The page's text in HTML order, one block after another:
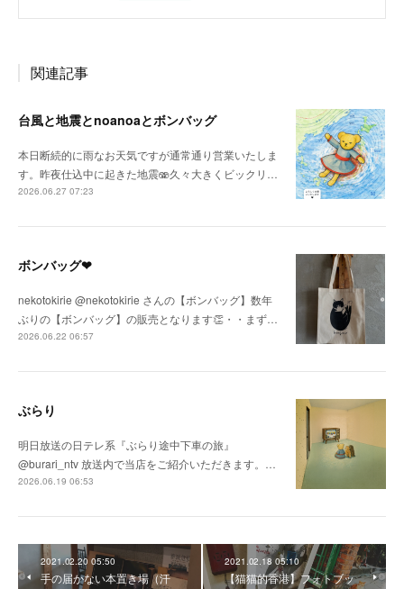
関連記事
台風と地震とnoanoaとボンバッグ
本日断続的に雨なお天気ですが通常通り営業いたしま
す。昨夜仕込中に起きた地震🫨久々大きくビックリ…
2026.06.27 07:23
ボンバッグ❤
nekotokirie @nekotokirie さんの【ボンバッグ】数年
ぶりの【ボンバッグ】の販売となります👏・・まず…
2026.06.22 06:57
ぶらり
明日放送の日テレ系『ぶらり途中下車の旅』
@burari_ntv 放送内で当店をご紹介いただきます。…
2026.06.19 06:53
2021.02.20 05:50
手の届かない本置き場（汗
2021.02.18 05:10
【猫猫的香港】フォトブッ